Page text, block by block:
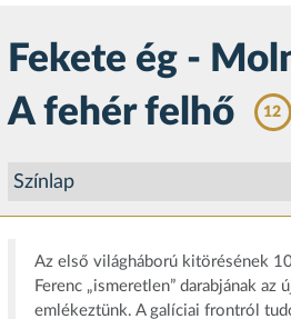
Fekete ég -
A fehér felhő
12
Az első világháború kitörésének
Ferenc „ismeretlen” darabjának az
emlékeztünk. A galíciai frontról